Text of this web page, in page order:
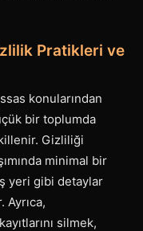
Pratikleri ve
konularından
bir toplumda
Gizliliği
minimal bir
yeri gibi detaylar
Ayrıca,
silmek,